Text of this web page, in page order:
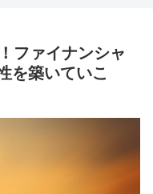
ファイナンシャ
を築いていこ